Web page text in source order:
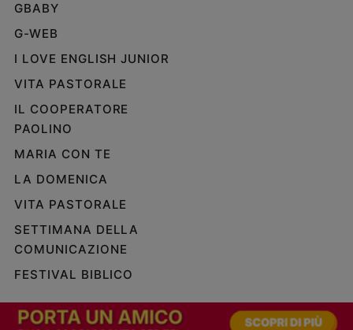
GBABY
G-WEB
I LOVE ENGLISH JUNIOR
VITA PASTORALE
IL COOPERATORE
PAOLINO
MARIA CON TE
LA DOMENICA
VITA PASTORALE
SETTIMANA DELLA
COMUNICAZIONE
FESTIVAL BIBLICO